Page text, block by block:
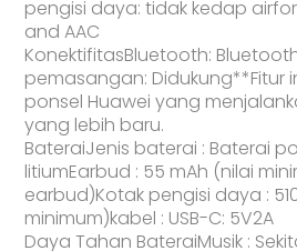
pengisi daya: tidak kedap
and AAC
KonektifitasBluetooth:
pemasangan: Didukung**Fitur
ponsel Huawei yang
yang lebih baru.
BateraiJenis baterai : Baterai
litiumEarbud : 55 mAh (nilai
earbud)Kotak pengisi daya :
minimum)kabel : USB-C: 5V2A
Daya Tahan BateraiMusik :